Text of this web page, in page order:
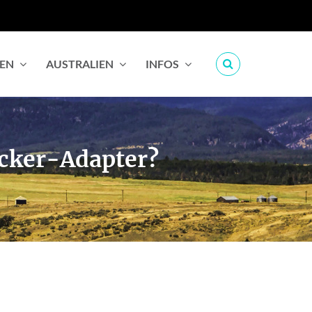
AUSTRALIEN INFOS
Adapter?